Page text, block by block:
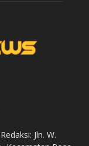
Jln. W.